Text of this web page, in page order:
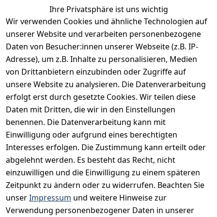
Ihre Privatsphäre ist uns wichtig
Wir verwenden Cookies und ähnliche Technologien auf
unserer Website und verarbeiten personenbezogene
Daten von Besucher:innen unserer Webseite (z.B. IP-
Adresse), um z.B. Inhalte zu personalisieren, Medien
von Drittanbietern einzubinden oder Zugriffe auf
unsere Website zu analysieren. Die Datenverarbeitung
erfolgt erst durch gesetzte Cookies. Wir teilen diese
Daten mit Dritten, die wir in den Einstellungen
benennen. Die Datenverarbeitung kann mit
Einwilligung oder aufgrund eines berechtigten
Interesses erfolgen. Die Zustimmung kann erteilt oder
abgelehnt werden. Es besteht das Recht, nicht
einzuwilligen und die Einwilligung zu einem späteren
Zeitpunkt zu ändern oder zu widerrufen. Beachten Sie
unserImpressum und weitere Hinweise zur
Verwendung personenbezogener Daten in unserer
Erfahrungen
Vertrag widerrufen
INFORMATIONEN
Widerrufsrecht
Datenschutz
Unser Unternehmen
Charity & Wohltätigkeit
BESUCHE UNS